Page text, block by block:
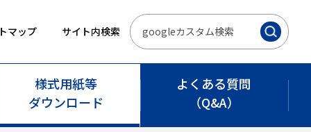
マップ サイト内検索
様式用紙等
ダウンロード
よくある質問
（Q&A）